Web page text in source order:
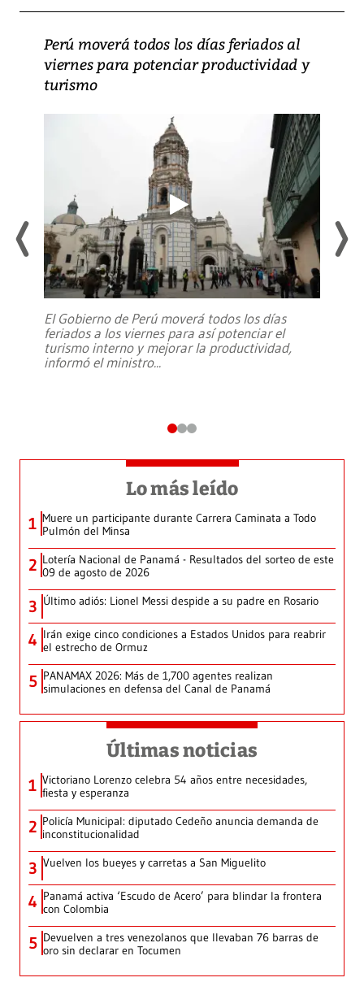
Perú moverá todos los días feriados al
viernes para potenciar productividad y
turismo
El Gobierno de Perú moverá todos los días
feriados a los viernes para así potenciar el
turismo interno y mejorar la productividad,
informó el ministro...
Lo más leído
1 Muere un participante durante Carrera Caminata a Todo
Pulmón del Minsa
2 Lotería Nacional de Panamá - Resultados del sorteo de este
09 de agosto de 2026
3 Último adiós: Lionel Messi despide a su padre en Rosario
4 Irán exige cinco condiciones a Estados Unidos para reabrir
el estrecho de Ormuz
5 PANAMAX 2026: Más de 1,700 agentes realizan
simulaciones en defensa del Canal de Panamá
Últimas noticias
1 Victoriano Lorenzo celebra 54 años entre necesidades,
fiesta y esperanza
2 Policía Municipal: diputado Cedeño anuncia demanda de
inconstitucionalidad
3 Vuelven los bueyes y carretas a San Miguelito
4 Panamá activa ‘Escudo de Acero’ para blindar la frontera
con Colombia
5 Devuelven a tres venezolanos que llevaban 76 barras de
oro sin declarar en Tocumen